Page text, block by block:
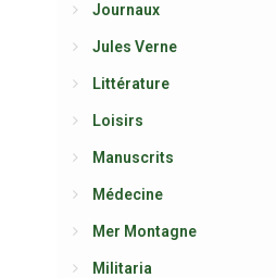
Journaux
Jules Verne
Littérature
Loisirs
Manuscrits
Médecine
Mer Montagne
Militaria